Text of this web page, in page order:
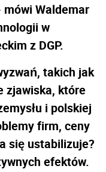
Waldemar
w
z DGP.
takich jak
zjawiska, które
i polskiej
firm, ceny
się ustabilizuje?
efektów.